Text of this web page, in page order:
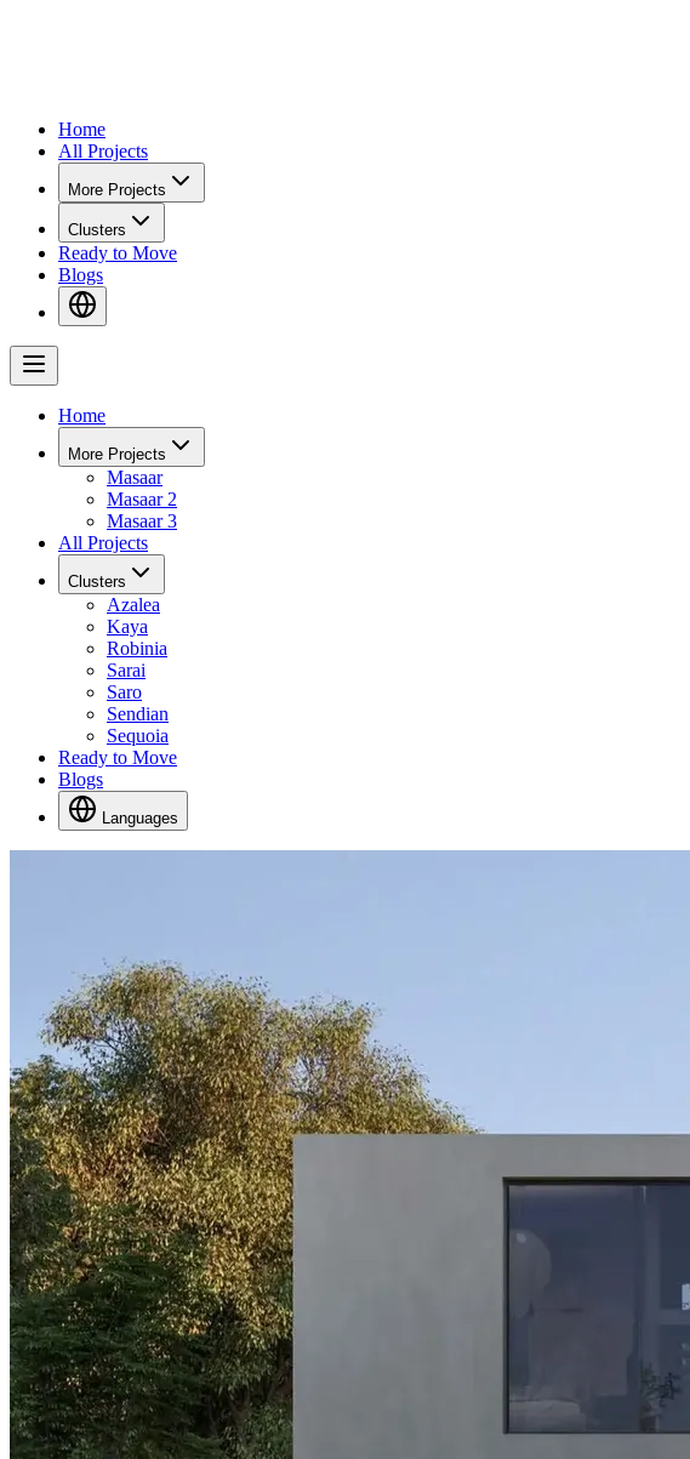
Home
All Projects
More Projects
Clusters
Ready to Move
Blogs
Home
More Projects
Masaar
Masaar 2
Masaar 3
All Projects
Clusters
Azalea
Kaya
Robinia
Sarai
Saro
Sendian
Sequoia
Ready to Move
Blogs
Languages